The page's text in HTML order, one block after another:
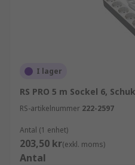
I lager
RS PRO 5 m Sockel 6,
RS-artikelnummer 222-2597
Antal (1 enhet)
203,50 kr(exkl. moms)
Antal